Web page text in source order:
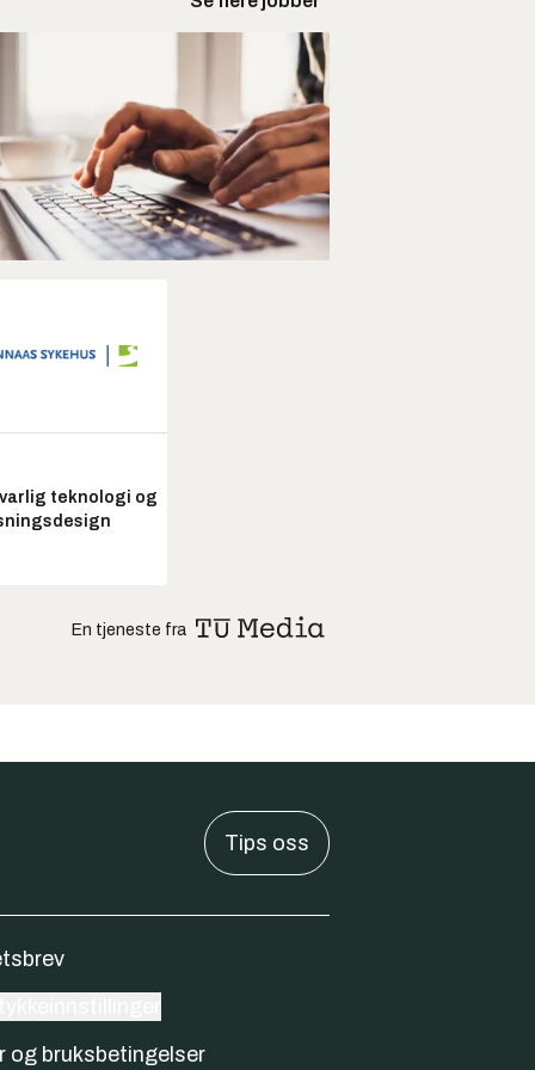
teknologi og
En tjeneste fra
Tips oss
og bruksbetingelser